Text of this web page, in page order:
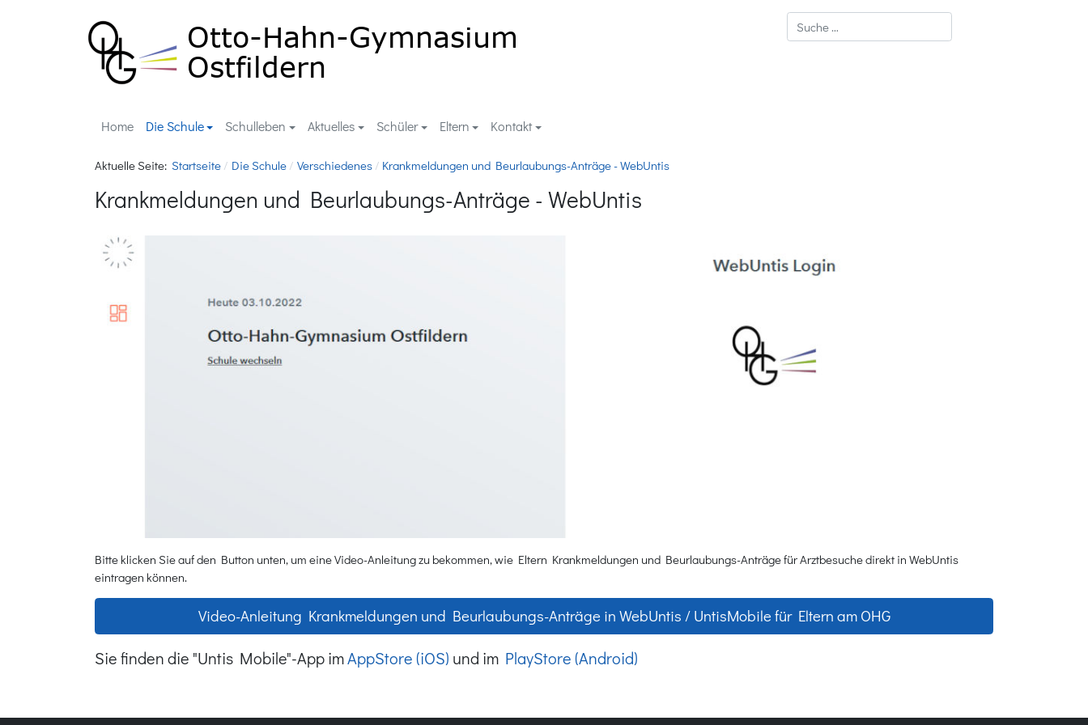
Suchen
Home Die Schule Schulleben Aktuelles Schüler Eltern Kontakt
Aktuelle Seite: Startseite Die Schule Verschiedenes Krankmeldungen und Beurlaubungs-Anträge - WebUntis
Krankmeldungen und Beurlaubungs-Anträge - WebUntis
Bitte klicken Sie auf den Button unten, um eine Video-Anleitung zu bekommen, wie Eltern Krankmeldungen und Beurlaubungs-Anträge für Arztbesuche direkt in WebUntis
eintragen können.
Video-Anleitung Krankmeldungen und Beurlaubungs-Anträge in WebUntis / UntisMobile für Eltern am OHG
Sie finden die "Untis Mobile"-App imAppStore (iOS) und im PlayStore (Android)